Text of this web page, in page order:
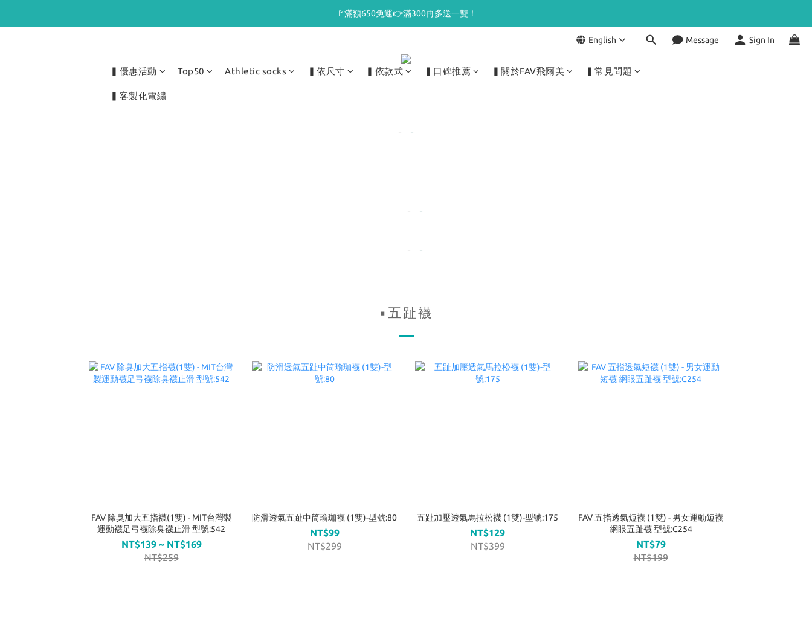
🚩滿額650免運👉滿300再多送一雙！
English Message Sign In
▍優惠活動 Top50 Athletic socks ▍依尺寸 ▍依款式 ▍口碑推薦 ▍關於FAV飛爾美 ▍常見問題
▍客製化電繡
▪五趾襪
FAV 除臭加大五指襪(1雙) - MIT台灣製
運動襪足弓襪除臭襪止滑 型號:542
NT$139 ~ NT$169
NT$259
防滑透氣五趾中筒瑜珈襪 (1雙)-型號:80
NT$99
NT$299
五趾加壓透氣馬拉松襪 (1雙)-型號:175
NT$129
NT$399
FAV 五指透氣短襪 (1雙) - 男女運動短襪
網眼五趾襪 型號:C254
NT$79
NT$199